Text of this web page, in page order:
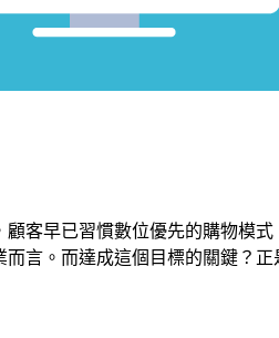
客早已習慣數位優先的購物模
言。而達成這個目標的關鍵？正